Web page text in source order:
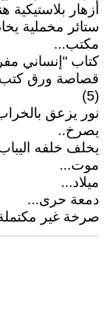
أزهار بلاستيكية
ستائر مخملية
مكتب...
كتاب "إنساني
قصاصة ورق كتب
(5)
نور يزعق
يصرخ..
يخلف خلفه
موت...
ميلاد...
دمعة حرى...
صرخة غير